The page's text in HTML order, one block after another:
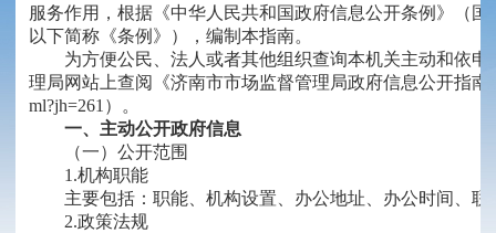
服务作用，根据《中华人民共和国政府信息公开条例》（
以下简称《条例》），编制本指南。
为方便公民、法人或者其他组织查询本机关主动和依
理局网站上查阅《济南市市场监督管理局政府信息公开指南
ml?jh=261）。
一、主动公开政府信息
（一）公开范围
1.机构职能
主要包括：职能、机构设置、办公地址、办公时间、
2.政策法规